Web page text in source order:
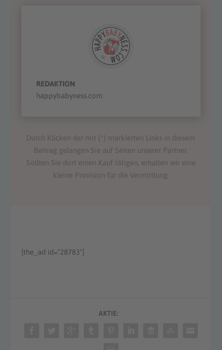
REDAKTION
happybabyness.com
Durch Klicken der mit (*) markierten Links in diesem
Beitrag gelangen Sie auf Seiten unserer Partner.
Sollten Sie dort einen Kauf tätigen, erhalten wir eine
kleine Provision für die Vermittlung.
[the_ad id="28783"]
AKTIE: